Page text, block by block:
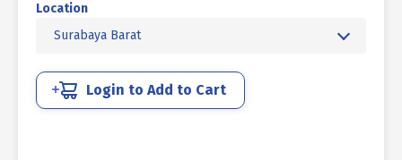
L
12.9
1/2
X
Location
Surabaya Barat
Login to Add to Cart